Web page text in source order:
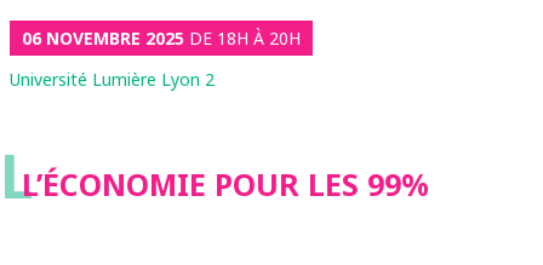
06 NOVEMBRE 2025 DE 18H À 20H
Université Lumière Lyon 2
LL’ÉCONOMIE POUR LES 99%